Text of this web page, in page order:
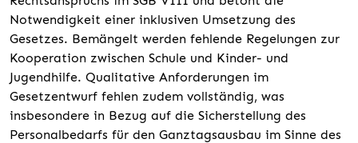
Notwendigkeit einer inklusiven Umsetzung des
Gesetzes. Bemängelt werden fehlende Regelungen zur
Kooperation zwischen Schule und Kinder- und
Jugendhilfe. Qualitative Anforderungen im
Gesetzentwurf fehlen zudem vollständig, was
insbesondere in Bezug auf die Sicherstellung des
Personalbedarfs für den Ganztagsausbau im Sinne des